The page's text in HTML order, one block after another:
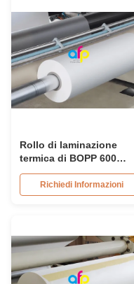
Rollo di laminazione
termica di BOPP 600
mm*4000 m Dimensione
per il pacchetto
Richiedi Informazioni